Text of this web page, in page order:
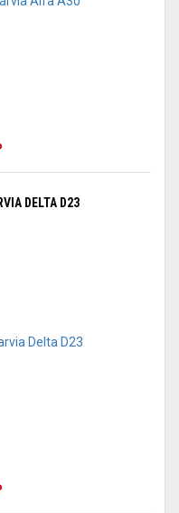
DELTA D23